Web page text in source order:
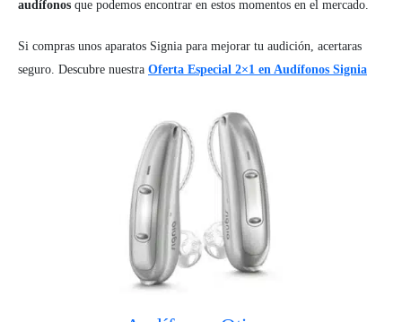
audífonos que podemos encontrar en estos momentos en el mercado.
Si compras unos aparatos Signia para mejorar tu audición, acertaras
seguro. Descubre nuestra Oferta Especial 2×1 en Audífonos Signia